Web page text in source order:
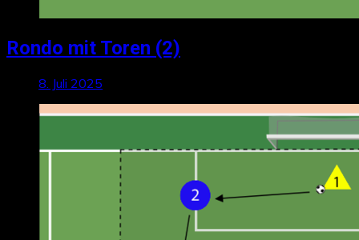
Rondo mit Toren (2)
8. Juli 2025